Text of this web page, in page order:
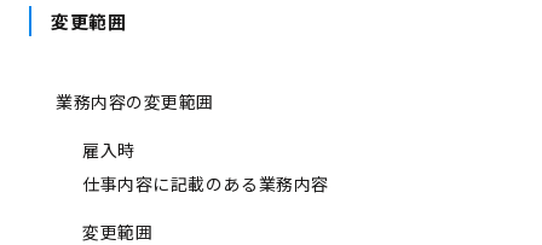
変更範囲
業務内容の変更範囲
雇入時
仕事内容に記載のある業務内容
変更範囲